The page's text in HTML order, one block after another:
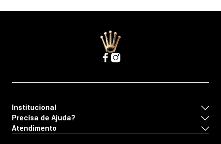
Institucional
Precisa de Ajuda?
Atendimento